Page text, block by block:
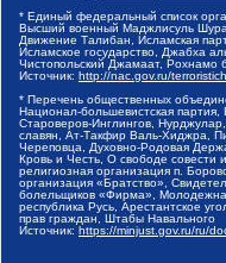
* Единый федеральный список
Высший военный Маджлисуль
Движение Талибан, Исламская
Исламское государство, Джабха
Чистопольский Джамаат, Рохнамо
Источник: http://nac.gov.ru/
* Перечень общественных
Национал-большевистская
Староверов-Инглингов,
славян, Ат-Такфир Валь-Хиджра,
Череповца, Духовно-Родовая
Кровь и Честь, О свободе совести
религиозная организация п.
организация «Братство»,
болельщиков «Фирма»,
республика Русь, Арестантское
прав граждан, Штабы Навального
Источник: https://minjust.gov.ru/ru/